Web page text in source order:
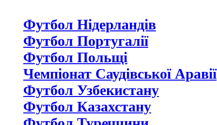
Футбол Нідерландiв
Футбол Португалії
Футбол Польщі
Чемпіонат Саудівської Аравії
Футбол Узбекистану
Футбол Казахстану